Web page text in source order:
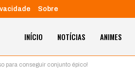
Sobre
INÍCIO NOTÍCIAS ANIMES
para conseguir conjunto épico!